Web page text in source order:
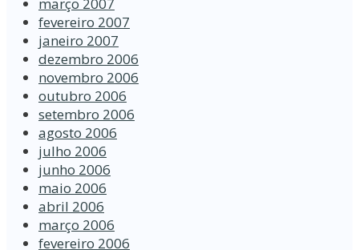
fevereiro 2007
janeiro 2007
dezembro 2006
novembro 2006
outubro 2006
setembro 2006
agosto 2006
julho 2006
junho 2006
maio 2006
abril 2006
março 2006
fevereiro 2006